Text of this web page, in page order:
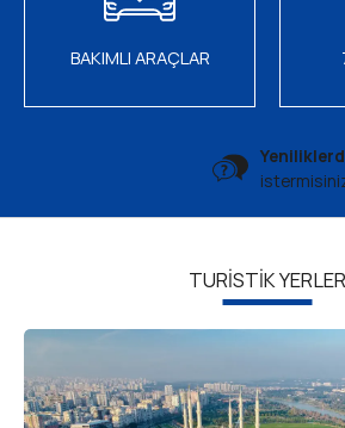
BAKIMLI ARAÇLAR
TURİSTİK YERLER